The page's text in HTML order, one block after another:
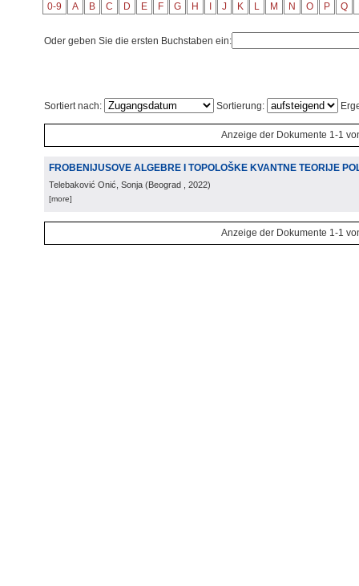
0-9 A B C D E F G H J K L M N O P Q
Oder geben Sie die ersten Buchstaben ein:
Sortiert nach: Sortierung:
Anzeige der Dokumente 1-1
FROBENIJUSOVE ALGEBRE I TOPOLOŠKE KVANTNE TEORIJE
Telebaković Onić, Sonja (Beograd , 2022)
[more]
Anzeige der Dokumente 1-1